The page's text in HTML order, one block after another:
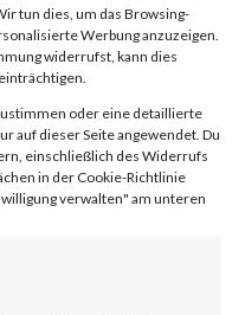
tun dies, um das Browsing-
Werbung anzuzeigen.
widerrufst, kann dies
oder eine detaillierte
auf dieser Seite angewendet. Du
einschließlich des Widerrufs
in der Cookie-Richtlinie
verwalten" am unteren
to
optimized
Citrix